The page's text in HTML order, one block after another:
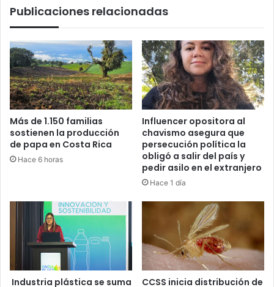
Publicaciones relacionadas
Más de 1.150 familias
sostienen la producción
de papa en Costa Rica
Hace 6 horas
Influencer opositora al
chavismo asegura que
persecución política la
obligó a salir del país y
pedir asilo en el extranjero
Hace 1 día
Industria plástica se suma
CCSS inicia distribución de